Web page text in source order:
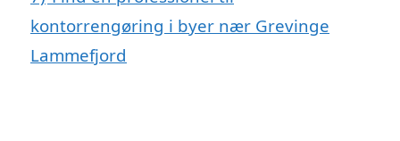
kontorrengøring i byer nær Grevinge
Lammefjord